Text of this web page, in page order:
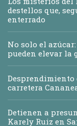
destellos que,
enterrado
No solo el
pueden elevar la
Desprendimiento
carretera
Detienen a
Karely Ruiz en